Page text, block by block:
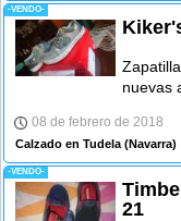
-VENDO-
nuevas
08 de febrero de 2018
Calzado en Tudela (Navarra)
-VENDO-
21